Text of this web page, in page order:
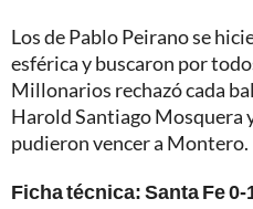
Los de Pablo Peirano se
esférica y buscaron por
Millonarios rechazó cada
Harold Santiago Mosquera
pudieron vencer a Montero.
Ficha técnica:Santa Fe